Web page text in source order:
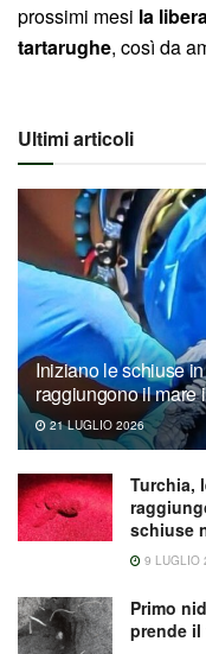
prossimi mesi la
tartarughe, così da
Ultimi articoli
Iniziano le schiuse
raggiungono il mare
21 LUGLIO 2026
Turchia,
schiuse
9 LUGLIO
Primo
prende il